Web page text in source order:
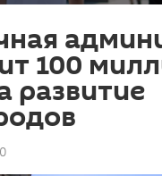
100
развитие